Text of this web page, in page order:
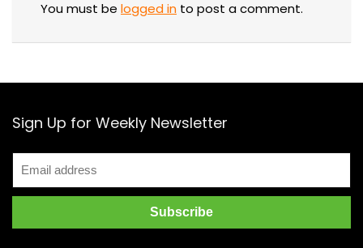
You must be logged in to post a comment.
Sign Up for Weekly Newsletter